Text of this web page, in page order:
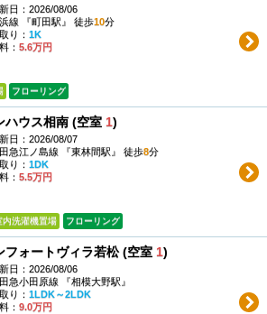
日：2026/08/06
線 『町田駅』 徒歩10分
り： 1K
： 5.6万円
フローリング
ハウス相南 (空室 1)
日：2026/08/07
急江ノ島線 『東林間駅』 徒歩8分
り： 1DK
： 5.5万円
内洗濯機置場 フローリング
フォートヴィラ若松 (空室 1)
日：2026/08/06
急小田原線 『相模大野駅』
り： 1LDK～2LDK
： 9.0万円